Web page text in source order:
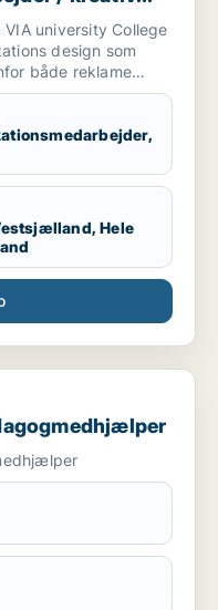
university College
design som
både reklame
med
styling til billeder,
jeg søger
kampagner,
bureau, mode
alt der har
Hele